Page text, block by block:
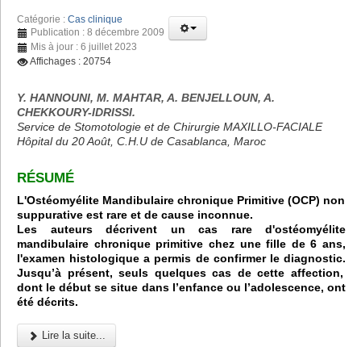
Catégorie : Cas clinique
Publication : 8 décembre 2009
Mis à jour : 6 juillet 2023
Affichages : 20754
Y. HANNOUNI, M. MAHTAR, A. BENJELLOUN, A.
CHEKKOURY-IDRISSI.
Service de Stomotologie et de Chirurgie MAXILLO-FACIALE
Hôpital du 20 Août, C.H.U de Casablanca, Maroc
RÉSUMÉ
L'Ostéomyélite Mandibulaire chronique Primitive (OCP) non
suppurative est rare et de cause inconnue.
Les auteurs décrivent un cas rare d'ostéomyélite
mandibulaire chronique primitive chez une fille de 6 ans,
l'examen histologique a permis de confirmer le diagnostic.
Jusqu’à présent, seuls quelques cas de cette affection,
dont le début se situe dans l’enfance ou l’adolescence, ont
été décrits.
Lire la suite...